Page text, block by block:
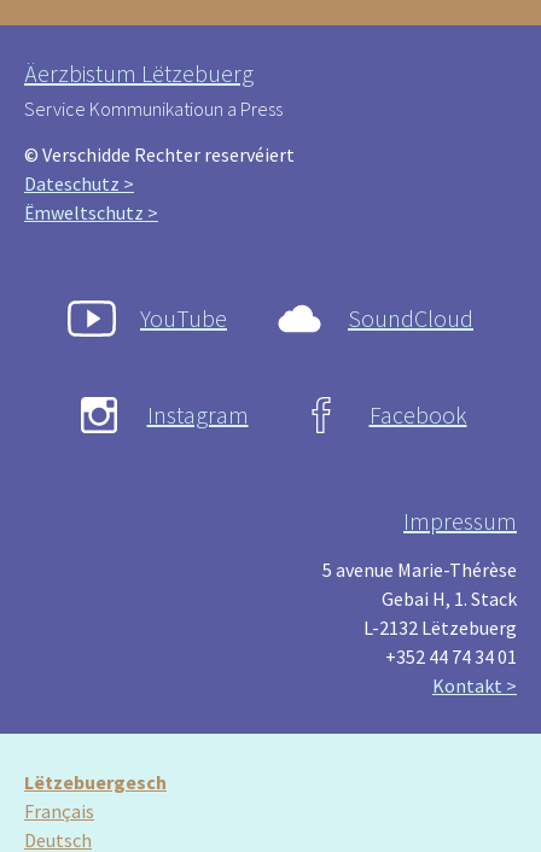
Äerzbistum Lëtzebuerg
Service Kommunikatioun a Press
© Verschidde Rechter reservéiert
Dateschutz >
Ëmweltschutz >
YouTube SoundCloud
Instagram Facebook
Impressum
5 avenue Marie-Thérèse
Gebai H, 1. Stack
L-2132 Lëtzebuerg
+352 44 74 34 01
Kontakt >
Lëtzebuergesch
Français
Deutsch